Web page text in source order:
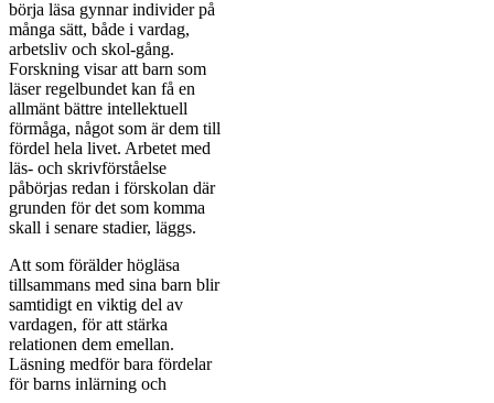
börja läsa gynnar individer på
många sätt, både i vardag,
arbetsliv och skol-gång.
Forskning visar att barn som
läser regelbundet kan få en
allmänt bättre intellektuell
förmåga, något som är dem till
fördel hela livet. Arbetet med
läs- och skrivförståelse
påbörjas redan i förskolan där
grunden för det som komma
skall i senare stadier, läggs.
Att som förälder högläsa
tillsammans med sina barn blir
samtidigt en viktig del av
vardagen, för att stärka
relationen dem emellan.
Läsning medför bara fördelar
för barns inlärning och